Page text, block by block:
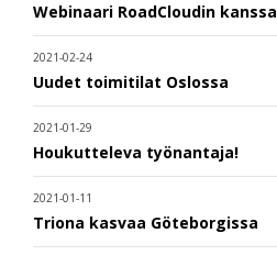
Webinaari RoadCloudin kanssa
2021-02-24
Uudet toimitilat Oslossa
2021-01-29
Houkutteleva työnantaja!
2021-01-11
Triona kasvaa Göteborgissa